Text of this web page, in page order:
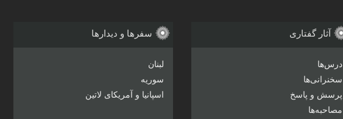
آثار گفتاری
درس‌ها
سخنرانی‌ها
پرسش و پاسخ
مصاحبه‌ها
سفرها و دیدارها
لبنان
سوریه
اسپانیا و آمریکای لاتین